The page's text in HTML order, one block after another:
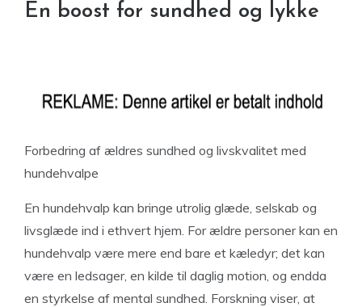
En boost for sundhed og lykke
Forbedring af ældres sundhed og livskvalitet med
hundehvalpe
En hundehvalp kan bringe utrolig glæde, selskab og
livsglæde ind i ethvert hjem. For ældre personer kan en
hundehvalp være mere end bare et kæledyr; det kan
være en ledsager, en kilde til daglig motion, og endda
en styrkelse af mental sundhed. Forskning viser, at